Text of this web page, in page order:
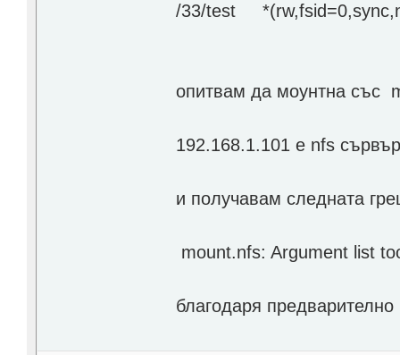
/33/test
опитвам да моунтна със
192.168.1.101 e nfs
и получавам следната
mount.nfs: Argument list
благодаря